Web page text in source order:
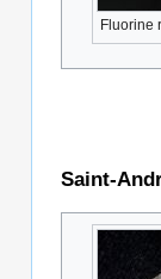
Fluorine
Saint-